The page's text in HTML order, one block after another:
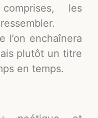
les
l’on enchaînera
plutôt un titre
en temps.